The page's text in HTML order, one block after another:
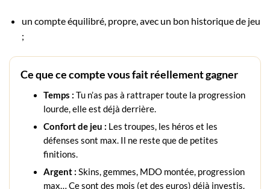
un compte équilibré, propre, avec un bon historique de jeu
;
Ce que ce compte vous fait réellement gagner
Temps : Tu n’as pas à rattraper toute la progression
lourde, elle est déjà derrière.
Confort de jeu : Les troupes, les héros et les
défenses sont max. Il ne reste que de petites
finitions.
Argent : Skins, gemmes, MDO montée, progression
max… Ce sont des mois (et des euros) déjà investis.